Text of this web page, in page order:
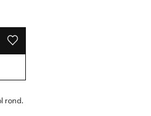
AJOUTER AUX FAVORIS
rond.